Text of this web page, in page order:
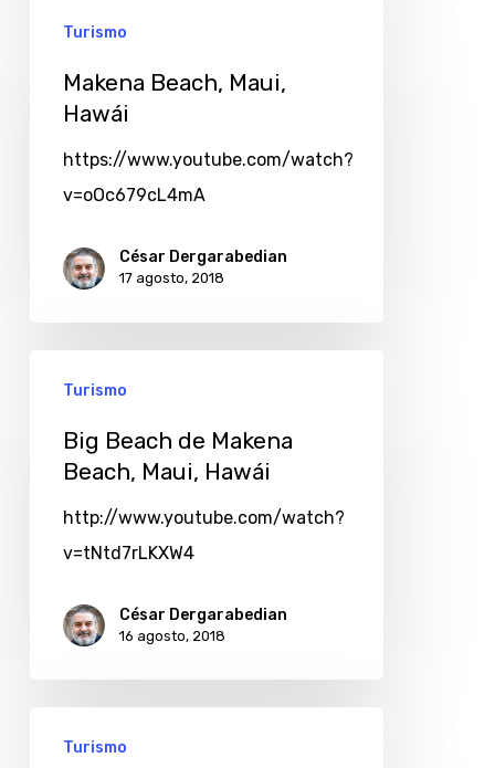
Turismo
Makena Beach, Maui,
Hawái
https://www.youtube.com/watch?
v=oOc679cL4mA
César Dergarabedian
17 agosto, 2018
Turismo
Big Beach de Makena
Beach, Maui, Hawái
http://www.youtube.com/watch?
v=tNtd7rLKXW4
César Dergarabedian
16 agosto, 2018
Turismo